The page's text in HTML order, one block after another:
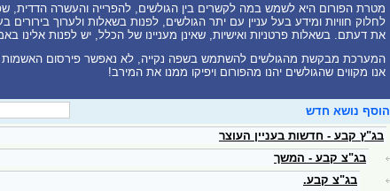
מטרת הפורום היא לשמש במה לקשרים בין הגולשים, להפרייה והעשרה הדדית,
לחלוק חוויות ומידע בעל עניין עם יתר הגולשים, לפנות בשאלות ולערוך
את דעתם. בשאלות פרטניות ואישיות, שאינן מעניינו של הכלל, יש לפנות אלינו
המערכת מבקשת מהגולשים להשתמש בשפה נקייה, לא נאפשר פירסום האשמות
אנו מקווים שהגולשים יהנו מהפורום ויפיקו ממנו את המירב!
הוסף נושא חדש
בג"ץ קבע - חדשות בעניין העוצר
בג"צ קבע - המשך
בג"צ קבע.